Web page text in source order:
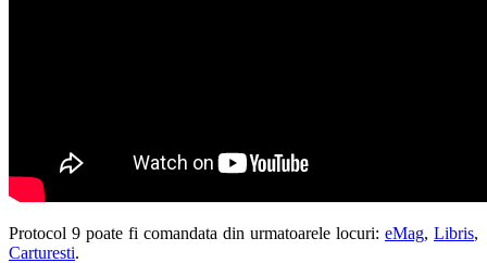
Protocol 9 poate fi comandata din urmatoarele locuri: eMag, Libris,
Carturesti.